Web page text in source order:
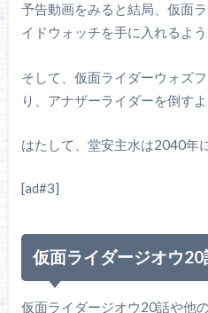
予告動画をみると結局、仮面
イドウォッチを手に入れるよう
そして、仮面ライダーウォズ
り、アナザーライダーを倒すよ
はたして、堂安主水は2040年
[ad#3]
仮面ライダージオウ
仮面ライダージオウ20話や他